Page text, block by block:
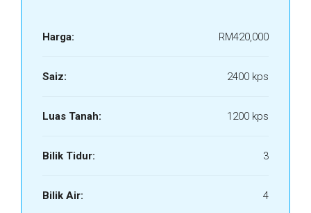
Harga: RM420,000
Saiz: 2400 kps
Luas Tanah: 1200 kps
Bilik Tidur: 3
Bilik Air: 4